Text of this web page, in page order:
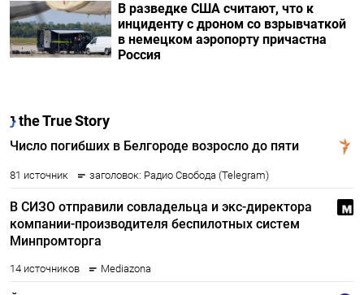
В разведке США считают, что к
инциденту с дроном со взрывчаткой
в немецком аэропорту причастна
Россия